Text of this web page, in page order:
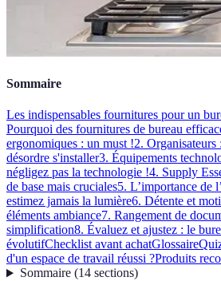
Sommaire
Les indispensables fournitures pour un
Pourquoi des fournitures de bureau
ergonomiques : un must !2. Organisateurs
désordre s'installer3. Équipements
négligez pas la technologie !4. Supply
de base mais cruciales5. L’importance de
estimez jamais la lumière6. Détente et
éléments ambiance7. Rangement de
simplification8. Évaluez et ajustez : le
évolutifChecklist avant achatGlossaire
d'un espace de travail réussi ?Produits
Sommaire(14 sections)